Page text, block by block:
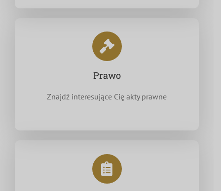
Prawo
Znajdź interesujące Cię akty prawne